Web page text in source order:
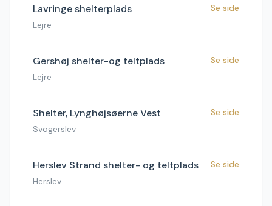
Lavringe shelterplads
Lejre
Se side
Gershøj shelter-og teltplads
Lejre
Se side
Shelter, Lynghøjsøerne Vest
Svogerslev
Se side
Herslev Strand shelter- og teltplads
Herslev
Se side